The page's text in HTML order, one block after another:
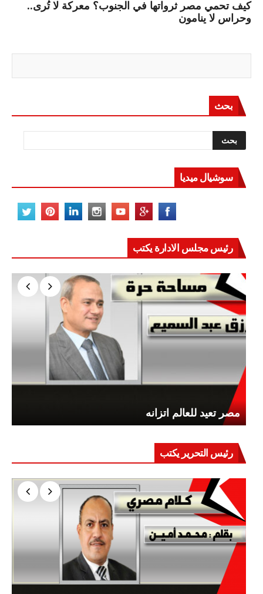
كيف تحمي مصر ثرواتها في الجنوب؟ معركة لا تُرى..
وحراس لا ينامون
بحث
سوشيال ميديا
رئيس مجلس الادارة يكتب
مصر تعيد للعالم اتزانه
رئيس التحرير يكتب